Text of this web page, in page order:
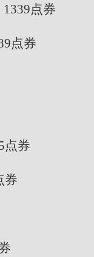
点券
点券
点券
券